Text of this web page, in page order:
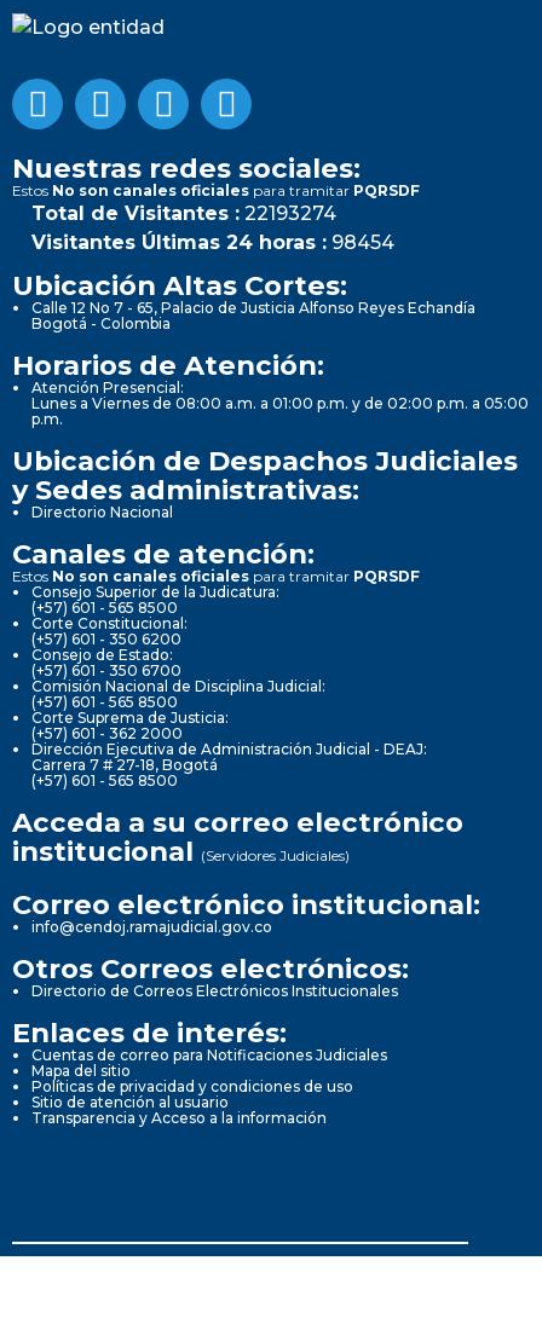
Nuestras redes sociales:
Estos No son canales oficiales para tramitar PQRSDF
Total de Visitantes : 22193274
Visitantes Últimas 24 horas : 98454
Ubicación Altas Cortes:
Calle 12 No 7 - 65, Palacio de Justicia Alfonso Reyes Echandía
Bogotá - Colombia
Horarios de Atención:
Atención Presencial:
Lunes a Viernes de 08:00 a.m. a 01:00 p.m. y de 02:00 p.m. a 05:00
p.m.
Ubicación de Despachos Judiciales
y Sedes administrativas:
Directorio Nacional
Canales de atención:
Estos No son canales oficiales para tramitar PQRSDF
Consejo Superior de la Judicatura:
(+57) 601 - 565 8500
Corte Constitucional:
(+57) 601 - 350 6200
Consejo de Estado:
(+57) 601 - 350 6700
Comisión Nacional de Disciplina Judicial:
(+57) 601 - 565 8500
Corte Suprema de Justicia:
(+57) 601 - 362 2000
Dirección Ejecutiva de Administración Judicial - DEAJ:
Carrera 7 # 27-18, Bogotá
(+57) 601 - 565 8500
Acceda a su correo electrónico
institucional (Servidores Judiciales)
Correo electrónico institucional:
info@cendoj.ramajudicial.gov.co
Otros Correos electrónicos:
Directorio de Correos Electrónicos Institucionales
Enlaces de interés:
Cuentas de correo para Notificaciones Judiciales
Mapa del sitio
Políticas de privacidad y condiciones de uso
Sitio de atención al usuario
Transparencia y Acceso a la información